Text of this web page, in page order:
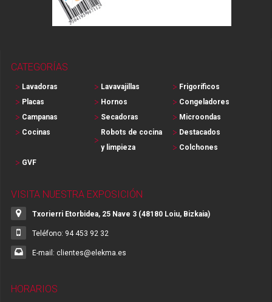
CATEGORÍAS
Lavadoras Lavavajillas
Frigoríficos
Placas
Hornos
Congeladores
Campanas
Secadoras
Microondas
Cocinas
Robots de cocina
y limpieza
Destacados
Colchones
GVF
VISITA NUESTRA EXPOSICIÓN
Txorierri Etorbidea, 25 Nave 3 (48180 Loiu, Bizkaia)
Teléfono: 94 453 92 32
E-mail: clientes@elekma.es
HORARIOS